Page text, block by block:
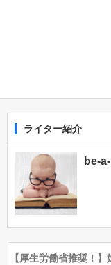
ライター紹介
be-
【厚生労働省推奨！